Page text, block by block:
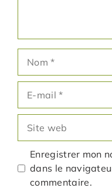
mail
web
Enregistrer mon
dans le
commentaire.